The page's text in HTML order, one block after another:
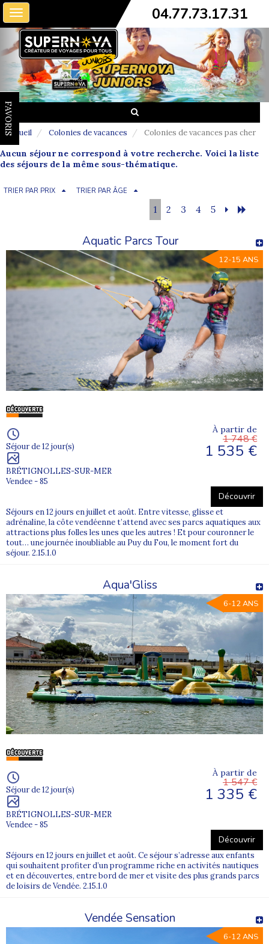
Toggle
navigation
04.77.73.17.31
FAVORIS
Accueil Colonies de vacances Colonies de vacances pas cher
Aucun séjour ne correspond à votre recherche. Voici la liste
des séjours de la même sous-thématique.
TRIER PAR PRIX TRIER PAR ÂGE
1 2 3 4 5
Aquatic Parcs Tour
12-15 ANS
Séjour de 12 jour(s)
BRÉTIGNOLLES-SUR-MER
Vendee - 85
À partir de
1 748 €
1 535 €
Découvrir
Séjours en 12 jours en juillet et août. Entre vitesse, glisse et
adrénaline, la côte vendéenne t’attend avec ses parcs aquatiques aux
attractions plus folles les unes que les autres ! Et pour couronner le
tout… une journée inoubliable au Puy du Fou, le moment fort du
séjour. 2.15.1.0
Aqua'Gliss
6-12 ANS
Séjour de 12 jour(s)
BRÉTIGNOLLES-SUR-MER
Vendee - 85
À partir de
1 547 €
1 335 €
Découvrir
Séjours en 12 jours en juillet et août. Ce séjour s’adresse aux enfants
qui souhaitent profiter d’un programme riche en activités nautiques
et en découvertes, entre bord de mer et visite des plus grands parcs
de loisirs de Vendée. 2.15.1.0
Vendée Sensation
6-12 ANS